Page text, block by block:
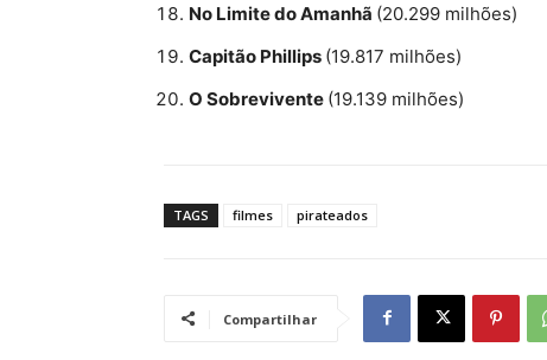
No Limite do Amanhã (20.299 milhões)
Capitão Phillips (19.817 milhões)
O Sobrevivente (19.139 milhões)
TAGS filmes pirateados
Compartilhar